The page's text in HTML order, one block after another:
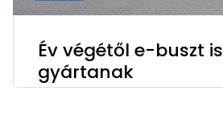
Év végétől e-buszt is
gyártanak